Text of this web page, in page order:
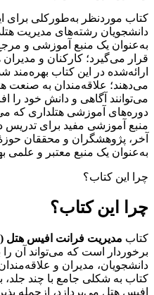
کتاب موردنظر به‌طورکلی
دانشجویان رشته‌های مدیریت
به‌عنوان یک منبع آموزشی و
قرار می‌گیرد؛ کارکنان و
ارائه‌شده در این کتاب بهره‌مند
می‌دهند؛ علاقه‌مندان به صنعت
می‌توانند آگاهی و دانش خود را
دوره‌های آموزشی هتلداری که
منبع آموزشی مفید برای تدریس
آخر، پژوهشگران و محققان
به‌عنوان یک منبع معتبر و علمی
چرا این کتاب؟
چرا این کتاب؟
کتاب مدیریت فرانت افیس هتل
برخوردار است که می‌تواند آن
دانشجویان، مدیران و
کتاب به شکلی جامع با چند
افیس هتل می‌پردازد، ازجمله